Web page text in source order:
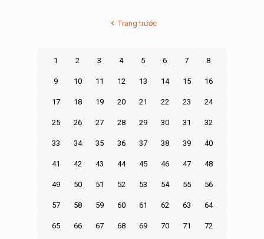
Trang trước
1 2 3 4 5 6 7 8
9 10 11 12 13 14 15 16
17 18 19 20 21 22 23 24
25 26 27 28 29 30 31 32
33 34 35 36 37 38 39 40
41 42 43 44 45 46 47 48
49 50 51 52 53 54 55 56
57 58 59 60 61 62 63 64
65 66 67 68 69 70 71 72